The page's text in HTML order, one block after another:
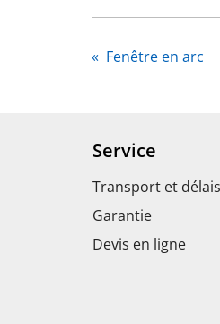
« Fenêtre en arc
Service
Transport et délais
Garantie
Devis en ligne